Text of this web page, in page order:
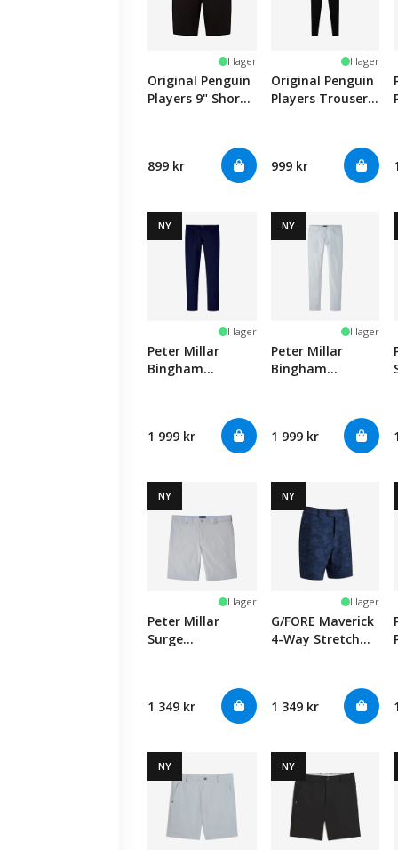
I lager
Original Penguin
Players 9" Short -
899 kr
I lager
Original Penguin
Players Trouser -
999 kr
NY
I lager
Peter Millar
Bingham
1 999 kr
NY
I lager
Peter Millar
Bingham
1 999 kr
NY
I lager
Peter Millar
Surge
1 349 kr
NY
I lager
G/FORE Maverick
4-Way Stretch
1 349 kr
NY NY